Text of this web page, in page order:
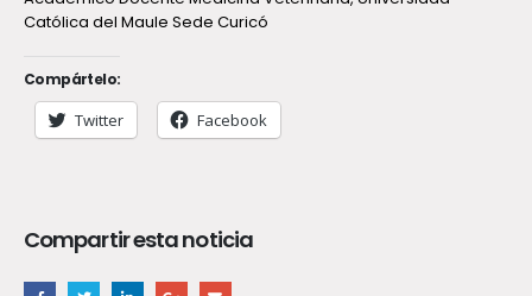
Católica del Maule Sede Curicó
Compártelo:
Twitter Facebook
Compartir esta noticia